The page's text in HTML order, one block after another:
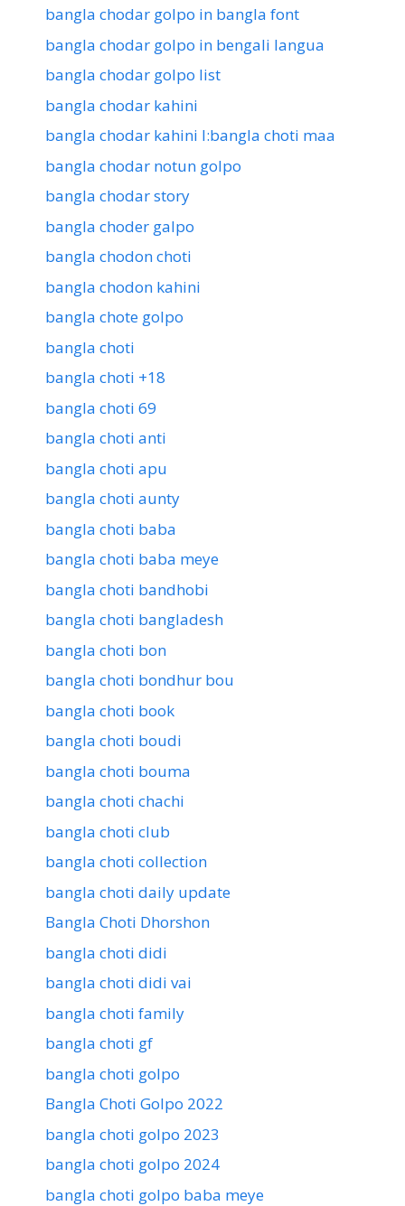
bangla chodar golpo in bangla font
bangla chodar golpo in bengali langua
bangla chodar golpo list
bangla chodar kahini
bangla chodar kahini l:bangla choti maa
bangla chodar notun golpo
bangla chodar story
bangla choder galpo
bangla chodon choti
bangla chodon kahini
bangla chote golpo
bangla choti
bangla choti +18
bangla choti 69
bangla choti anti
bangla choti apu
bangla choti aunty
bangla choti baba
bangla choti baba meye
bangla choti bandhobi
bangla choti bangladesh
bangla choti bon
bangla choti bondhur bou
bangla choti book
bangla choti boudi
bangla choti bouma
bangla choti chachi
bangla choti club
bangla choti collection
bangla choti daily update
Bangla Choti Dhorshon
bangla choti didi
bangla choti didi vai
bangla choti family
bangla choti gf
bangla choti golpo
Bangla Choti Golpo 2022
bangla choti golpo 2023
bangla choti golpo 2024
bangla choti golpo baba meye